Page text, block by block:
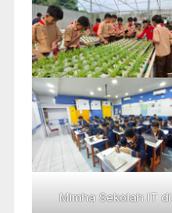
Mimha Sekolah IT di